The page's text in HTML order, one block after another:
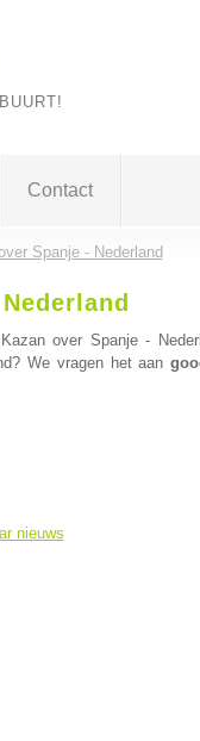
Contact
Spanje - Nederland
over Spanje -
We vragen het aan
nieuws